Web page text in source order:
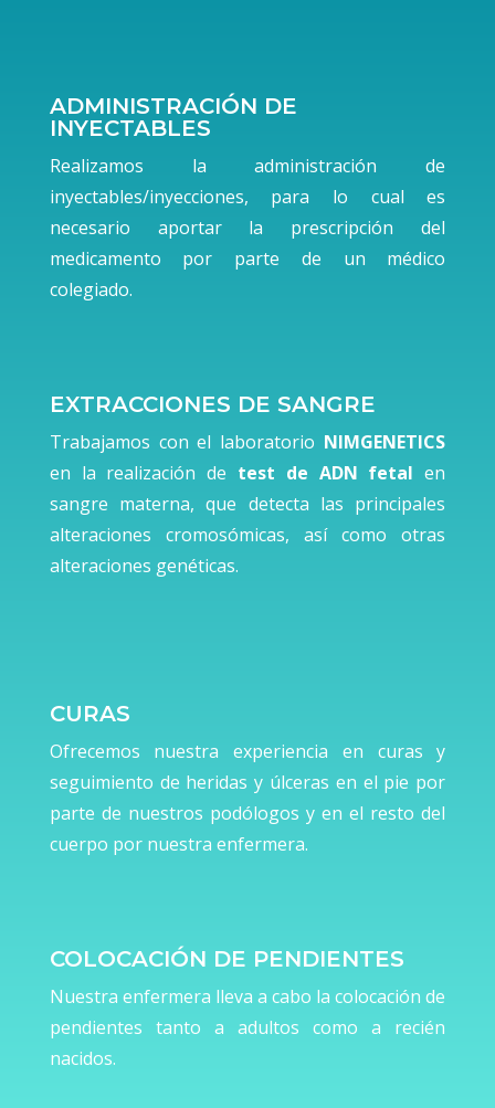
ADMINISTRACIÓN DE
INYECTABLES
Realizamos la administración de
inyectables/inyecciones, para lo cual es
necesario aportar la prescripción del
medicamento por parte de un médico
colegiado.
EXTRACCIONES DE SANGRE
Trabajamos con el laboratorio NIMGENETICS
en la realización de test de ADN fetal en
sangre materna, que detecta las principales
alteraciones cromosómicas, así como otras
alteraciones genéticas.
CURAS
Ofrecemos nuestra experiencia en curas y
seguimiento de heridas y úlceras en el pie por
parte de nuestros podólogos y en el resto del
cuerpo por nuestra enfermera.
COLOCACIÓN DE PENDIENTES
Nuestra enfermera lleva a cabo la colocación de
pendientes tanto a adultos como a recién
nacidos.